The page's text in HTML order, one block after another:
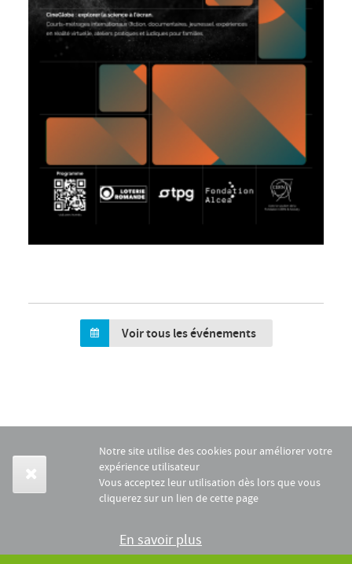
Voir tous les événements
Notre site utilise des cookies pour améliorer votre
expérience utilisateur
Vous acceptez leur utilisation dès lors que vous
cliquerez sur un lien de cette page
En savoir plus